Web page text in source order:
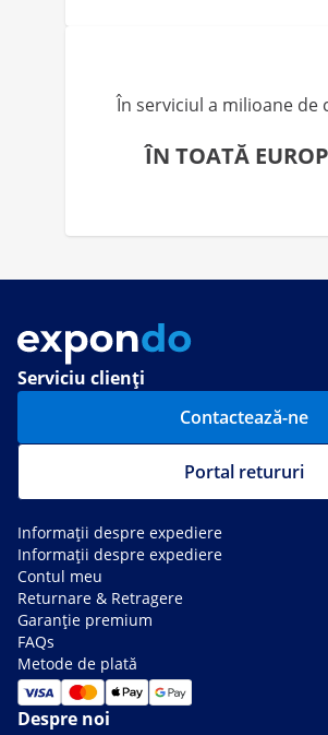
În serviciul a milioane de
ÎN TOATĂ
Serviciu clienți
Contactează-ne
Portal retururi
Informații despre expediere
Informații despre expediere
Contul meu
Returnare & Retragere
Garanție premium
FAQs
Metode de plată
Despre noi